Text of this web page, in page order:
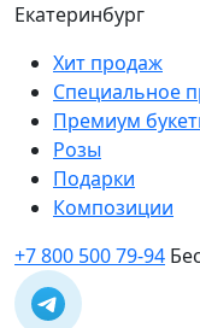
Екатеринбург
Хит продаж
Специальное
Премиум
Розы
Подарки
Композиции
+7 800 500 79-94